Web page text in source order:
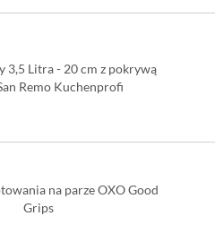
3,5 Litra - 20 cm z pokrywą
Remo Kuchenprofi
na parze OXO Good
Grips